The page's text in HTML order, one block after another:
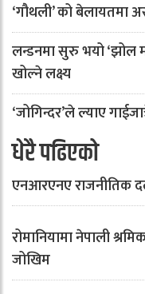
‘गौथली’ को
लन्डनमा सुरु भयो ‘झोल
खोल्ने लक्ष्य
‘जोगिन्दर’ले ल्याए
धेरै पढिएको
एनआरएनए राजनीतिक
रोमानियामा नेपाली
जोखिम